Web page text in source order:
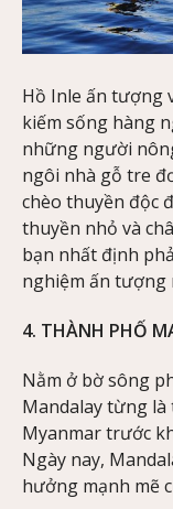
Hồ Inle ấn tượng
kiếm sống hàng
những người
ngôi nhà gỗ tre
chèo thuyền độc
thuyền nhỏ và
bạn nhất định
nghiệm ấn tượng
4. THÀNH PHỐ
Nằm ở bờ sông
Mandalay từng là
Myanmar trước
Ngày nay,
hưởng mạnh mẽ